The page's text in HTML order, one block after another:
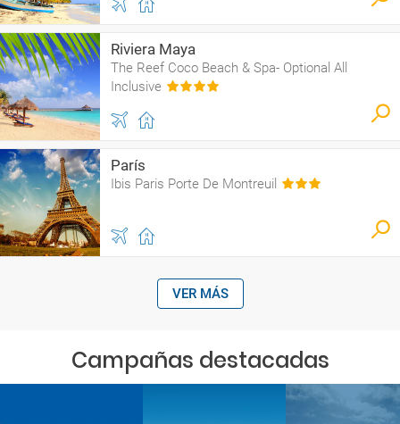
Riviera Maya
The Reef Coco Beach & Spa- Optional All
Inclusive
París
Ibis Paris Porte De Montreuil
VER MÁS
Campañas destacadas